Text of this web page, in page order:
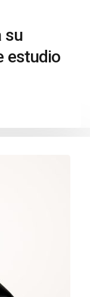
su
estudio